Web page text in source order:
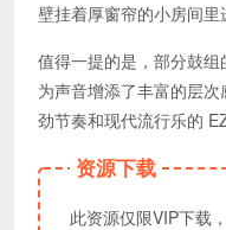
壁挂着厚窗帘的小房间
值得一提的是，部分鼓
为声音增添了丰富的层
劲节奏和现代流行乐的
资源下载
此资源仅限VIP下载